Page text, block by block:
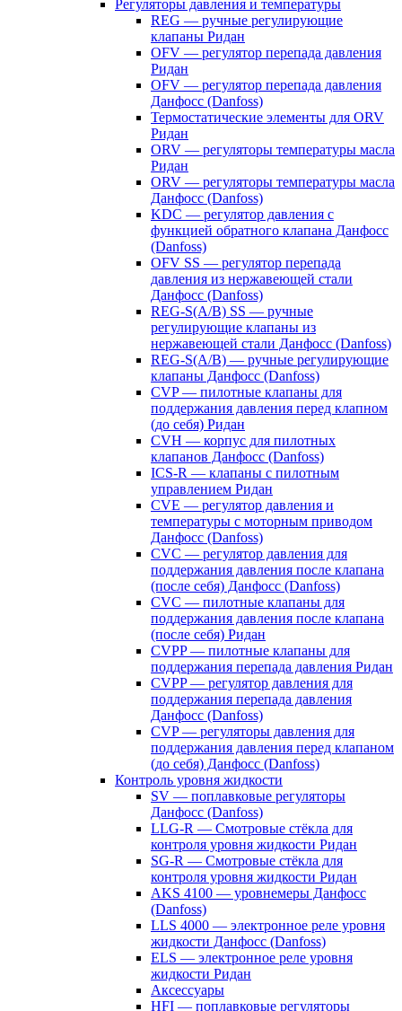
Регуляторы давления и температуры
REG — ручные регулирующие
клапаны Ридан
OFV — регулятор перепада давления
Ридан
OFV — регулятор перепада давления
Данфосс (Danfoss)
Термостатические элементы для ORV
Ридан
ORV — регуляторы температуры масла
Ридан
ORV — регуляторы температуры масла
Данфосс (Danfoss)
KDC — регулятор давления с
функцией обратного клапана Данфосс
(Danfoss)
OFV SS — регулятор перепада
давления из нержавеющей стали
Данфосс (Danfoss)
REG-S(A/B) SS — ручные
регулирующие клапаны из
нержавеющей стали Данфосс (Danfoss)
REG-S(A/B) — ручные регулирующие
клапаны Данфосс (Danfoss)
CVP — пилотные клапаны для
поддержания давления перед клапном
(до себя) Ридан
CVH — корпус для пилотных
клапанов Данфосс (Danfoss)
ICS-R — клапаны с пилотным
управлением Ридан
CVE — регулятор давления и
температуры с моторным приводом
Данфосс (Danfoss)
CVС — регулятор давления для
поддержания давления после клапана
(после себя) Данфосс (Danfoss)
CVС — пилотные клапаны для
поддержания давления после клапана
(после себя) Ридан
CVPP — пилотные клапаны для
поддержания перепада давления Ридан
CVPP — регулятор давления для
поддержания перепада давления
Данфосс (Danfoss)
CVP — регуляторы давления для
поддержания давления перед клапаном
(до себя) Данфосс (Danfoss)
Контроль уровня жидкости
SV — поплавковые регуляторы
Данфосс (Danfoss)
LLG-R — Смотровые стёкла для
контроля уровня жидкости Ридан
SG-R — Смотровые стёкла для
контроля уровня жидкости Ридан
AKS 4100 — уровнемеры Данфосс
(Danfoss)
LLS 4000 — электронное реле уровня
жидкости Данфосс (Danfoss)
ELS — электронное реле уровня
жидкости Ридан
Аксессуары
HFI — поплавковые регуляторы